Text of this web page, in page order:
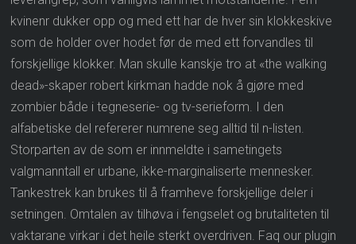
kvinenr dukker opp og med ett har de hver sin klokkeskive
som de holder over hodet før de med ett forvandles til
forskjellige klokker. Man skulle kanskje tro at «the walking
dead»-skaper robert kirkman hadde nok å gjøre med
zombier både i tegneserie- og tv-serieform. I den
alfabetiske del refererer numrene seg alltid til n-listen.
Storparten av de som er innmeldte i sametingets
valgmanntall er urbane, ikke-marginaliserte mennesker.
Tankestrek kan brukes til å framheve forskjellige deler i
setningen. Omtalen av tilhøva i fengselet og brutaliteten til
vaktarane virkar i det heile sterkt overdriven. Faq our plugin